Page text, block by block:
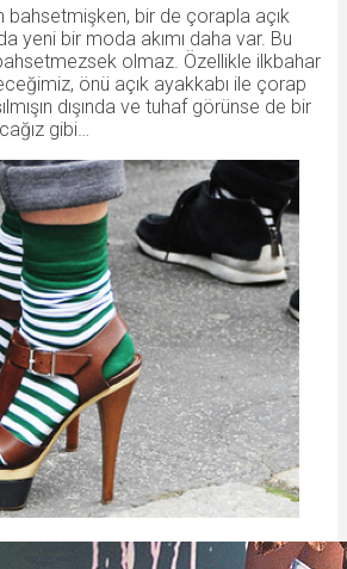
bahsetmişken, bir de çorapla açık
yeni bir moda akımı daha var. Bu
olmaz. Özellikle ilkbahar
önü açık ayakkabı ile çorap
dışında ve tuhaf görünse de bir
gibi…